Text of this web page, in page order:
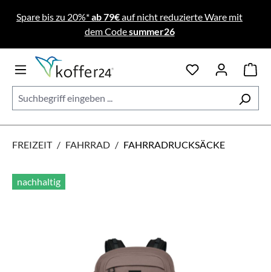
Zum Hauptinhalt springen
Spare bis zu 20%*ab 79€auf nicht reduzierte Ware mit
dem Codesummer26
FREIZEIT / FAHRRAD / FAHRRADRUCKSÄCKE
nachhaltig
Bildergalerie überspringen